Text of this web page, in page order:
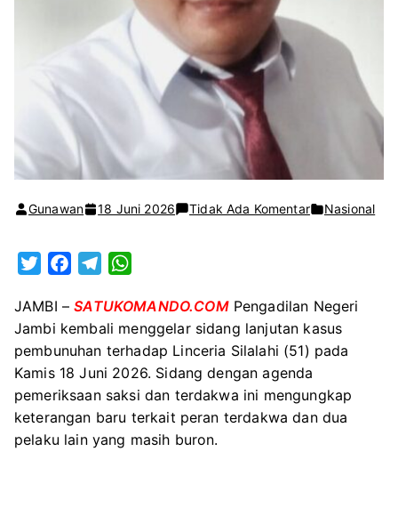
Gunawan 18 Juni 2026 Tidak Ada Komentarpada
Maksimal
Pelaku
Sadis
Nasional
i
t
t
e
r
c
e
b
o
o
k
l
e
g
r
a
m
a
t
s
A
p
p
JAMBI –SATUKOMANDO.COMPengadilan Negeri
Jambi kembali menggelar sidang lanjutan kasus
pembunuhan terhadap Linceria Silalahi (51) pada
Kamis 18 Juni 2026. Sidang dengan agenda
pemeriksaan saksi dan terdakwa ini mengungkap
keterangan baru terkait peran terdakwa dan dua
pelaku lain yang masih buron.